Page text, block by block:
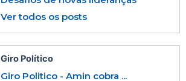
Ver todos os posts
Giro Político
Giro Politico - Amin cobra ...